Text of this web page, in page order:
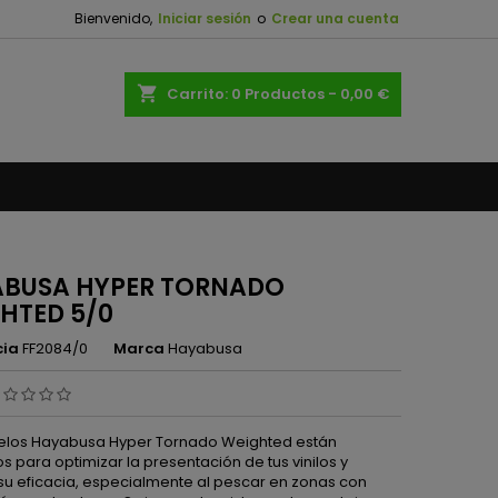
Bienvenido, Iniciar sesión o Crear una cuenta
shopping_cart Carrito: 0 Productos - 0,00 €
HYPER TORNADO
5/0
FF2084/0 Marca Hayabusa
Hayabusa Hyper Tornado Weighted están
para optimizar la presentación de tus vinilos y
eficacia, especialmente al pescar en zonas con